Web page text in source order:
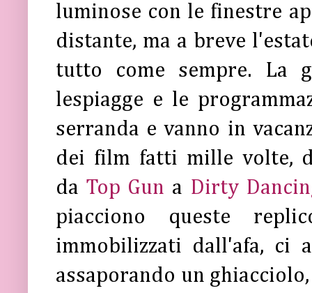
luminose con le finestre
distante, ma a breve
tutto come sempre. La
lespiagge e le
serranda e vanno in
dei film fatti mille volte,
da Top Gun a Dirty
piacciono queste
immobilizzati dall'afa, ci
assaporando un